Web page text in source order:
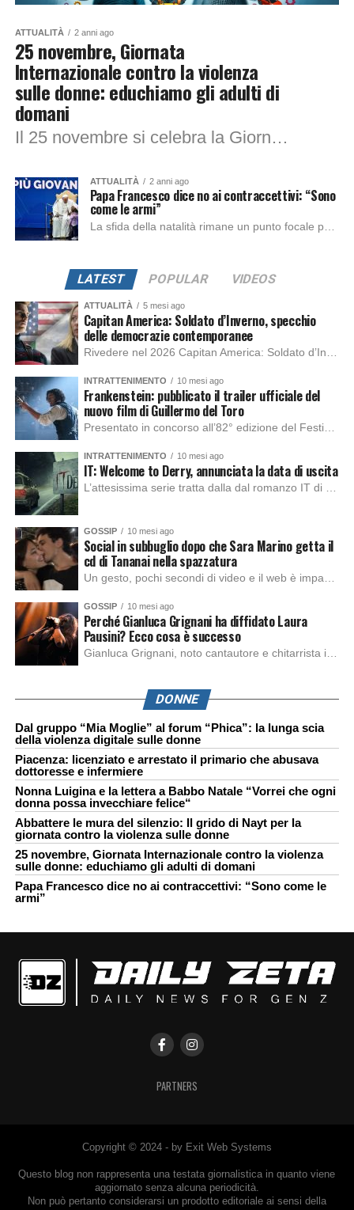
ATTUALITÀ 2 anni ago
25 novembre, Giornata
Internazionale contro la violenza
sulle donne: educhiamo gli adulti di
domani
Il 25 novembre si celebra la Giornata Internazionale contro la violenza sulle donne, un’iniziativa super importante per sensibilizzare tutti su un tema che purtroppo è ancora...
ATTUALITÀ 2 anni ago
Papa Francesco dice no ai contraccettivi: “Sono
come le armi”
La sfida della natalità rimane un punto focale per l’Italia e l’Europa, con un numero crescente di culle vuote e un futuro più incerto in vista....
LATEST POPULAR VIDEOS
ATTUALITÀ 5 mesi ago
Capitan America: Soldato d’Inverno, specchio
delle democrazie contemporanee
Rivedere nel 2026 Capitan America: Soldato d’Inverno, fa notare elementi delle democrazie moderne attuali che presentano un impatto diretto con il pubblico e il richiamo della forza di volontà e il pensiero critico del singolo. Captain America: Soldato d’Inverno (Captain America: The Winter Soldier nella versione originale) è il secondo film del supereroe della Marvel […]
INTRATTENIMENTO 10 mesi ago
Frankenstein: pubblicato il trailer ufficiale del
nuovo film di Guillermo del Toro
Presentato in concorso all’82° edizione del Festival del Cinema di Venezia, con l’impeccabile interpretazione di Oscar Isaac, Jacob Elordi, Mia Goth e Christoph Waltz, è stato pubblicato il trailer finale della nuova trasposizione cinematografica di Frankenstein firmata dal regista Guillermo del Toro. Sarà disponibile in anteprima nei cinema selezionati dal 22 ottobre e sulla piattaforma […]
INTRATTENIMENTO 10 mesi ago
IT: Welcome to Derry, annunciata la data di uscita
L’attesissima serie tratta dalla dal romanzo IT di Stephen King, arriverà anche in Italia, molto prima del previsto, dato che nei giorni precedenti HBO Max ha rivelato la data di uscita negli Stati Uniti, è giunto il momento anche per l’Italia. La nuova serie drammatica creata dal regista Andy Muschietti, basata sul romanzo best seller […]
GOSSIP 10 mesi ago
Social in subbuglio dopo che Sara Marino getta il
cd di Tananai nella spazzatura
Un gesto, pochi secondi di video e il web è impazzito. Nella serata di domenica, Sara Marino, ex compagna di Tananai, ha pubblicato su Instagram una storia che non lasciava spazio a interpretazioni: il cd del cantante finiva dritto nella spazzatura. Un segnale forte e simbolico allo stesso tempo. Questa vicenda arriva dopo altre indicazioni […]
GOSSIP 10 mesi ago
Perché Gianluca Grignani ha diffidato Laura
Pausini? Ecco cosa è successo
Gianluca Grignani, noto cantautore e chitarrista italiano, ha recentemente inviato una diffida formale a Laura Pausini. Al centro dello scontro sembra esserci il brano più amato del cantautore italiano, nonché “la mia storia tra le dita”, che la Pausina ha reinterpretato per “Io canto 2” in varie lingue (Italiano, Spagnolo, Portoghese e Francese), dichiarando pubblicamente […]
DONNE
Dal gruppo “Mia Moglie” al forum “Phica”: la lunga scia
della violenza digitale sulle donne
Piacenza: licenziato e arrestato il primario che abusava
dottoresse e infermiere
Nonna Luigina e la lettera a Babbo Natale “Vorrei che ogni
donna possa invecchiare felice“
Abbattere le mura del silenzio: Il grido di Nayt per la
giornata contro la violenza sulle donne
25 novembre, Giornata Internazionale contro la violenza
sulle donne: educhiamo gli adulti di domani
Papa Francesco dice no ai contraccettivi: “Sono come le
armi”
PARTNERS
Copyright © 2024 - by Exit Web Systems
Questo blog non rappresenta una testata giornalistica in quanto viene
aggiornato senza alcuna periodicità.
Non può pertanto considerarsi un prodotto editoriale ai sensi della